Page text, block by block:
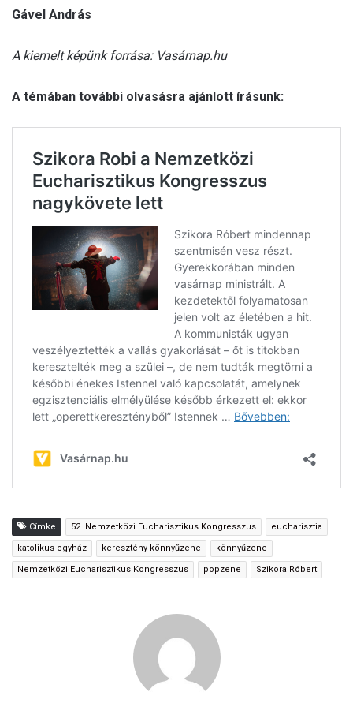
Gável András
A kiemelt képünk forrása: Vasárnap.hu
A témában további olvasásra ajánlott írásunk:
Címke 52. Nemzetközi Eucharisztikus Kongresszus eucharisztia
katolikus egyház keresztény könnyűzene könnyűzene
Nemzetközi Eucharisztikus Kongresszus popzene Szikora Róbert